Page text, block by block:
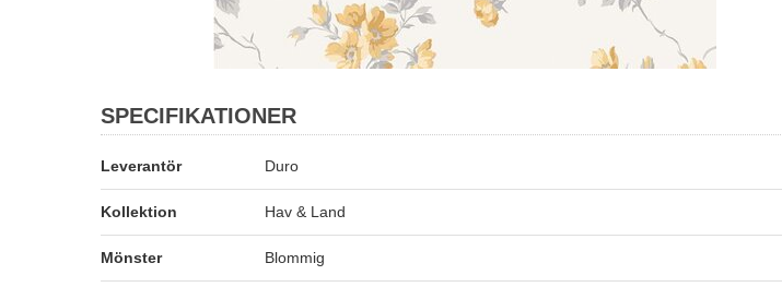
SPECIFIKATIONER
Leverantör Duro
Kollektion Hav & Land
Mönster Blommig